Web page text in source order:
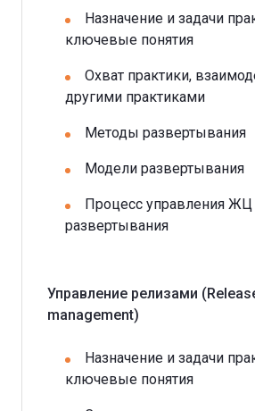
Назначение и задачи
ключевые понятия
Охват практики,
другими практиками
Методы развертывания
Модели развертывания
Процесс управления ЖЦ
развертывания
Управление релизами
management)
Назначение и задачи
ключевые понятия